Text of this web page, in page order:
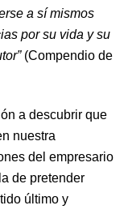
a sí mismos
por su vida y su
(Compendio de
a descubrir que
nuestra
del empresario
de pretender
último y